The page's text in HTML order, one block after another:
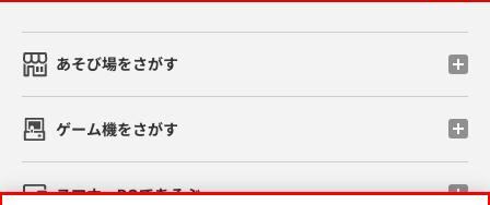
あそび場をさがす
ゲーム機をさがす
スマホ・PCであそぶ